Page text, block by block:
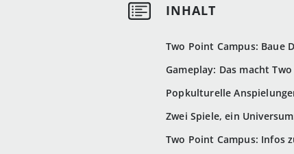
Two Point Campus: Baue
Gameplay: Das macht
Popkulturelle
Zwei Spiele, ein
Two Point Campus: Infos